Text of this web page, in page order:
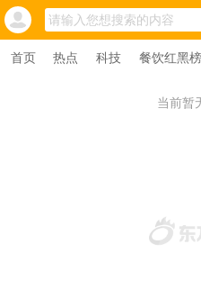
首页 热点 科技 餐饮红黑榜